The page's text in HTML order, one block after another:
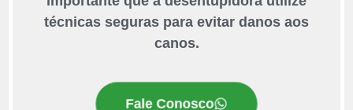
técnicas seguras para evitar danos aos
canos.
Fale Conosco